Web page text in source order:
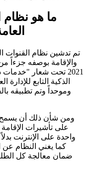
ما هو نظام
تم تدشين نظام القنوات
والإقامة بوصفه جزءاً من
2021 تحت شعار
الذكية التابع
وموحداً وتم تطبيقه
ومن شأن ذلك أن يسمح
على تأشيرات
واحدة على الإنترنت
كما يغني النظام
ضمان معالجة كل